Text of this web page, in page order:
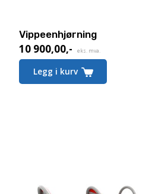
Vippeenhjørning
10 900,00,- eks. mva.
Legg i kurv